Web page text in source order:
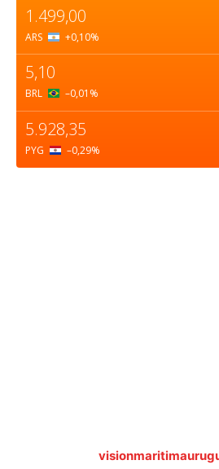
1.499,00
ARS +0,10%
5,10
BRL –0,01 %
5.928,35
PYG –0,29%